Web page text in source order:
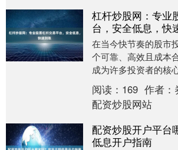
杠杆炒股网：专业
台，安全低息，快
在当今快节奏的股市
个可靠、高效且成本
成为许多投资者的核
作为专业的股票杠杆
投资者提供安全低....
阅读： 169 作者：
配资炒股网站
配资炒股开户平台
低息开户指南